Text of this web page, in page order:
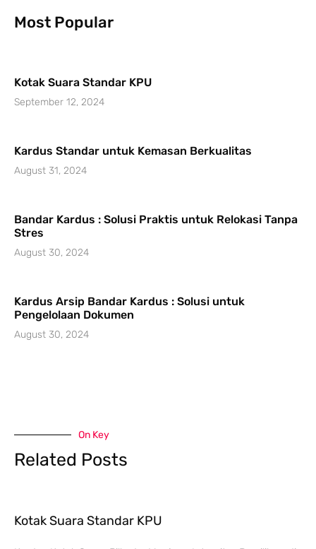
Most Popular
Kotak Suara Standar KPU
September 12, 2024
Kardus Standar untuk Kemasan Berkualitas
August 31, 2024
Bandar Kardus : Solusi Praktis untuk Relokasi Tanpa
Stres
August 30, 2024
Kardus Arsip Bandar Kardus : Solusi untuk
Pengelolaan Dokumen
August 30, 2024
On Key
Related Posts
Kotak Suara Standar KPU